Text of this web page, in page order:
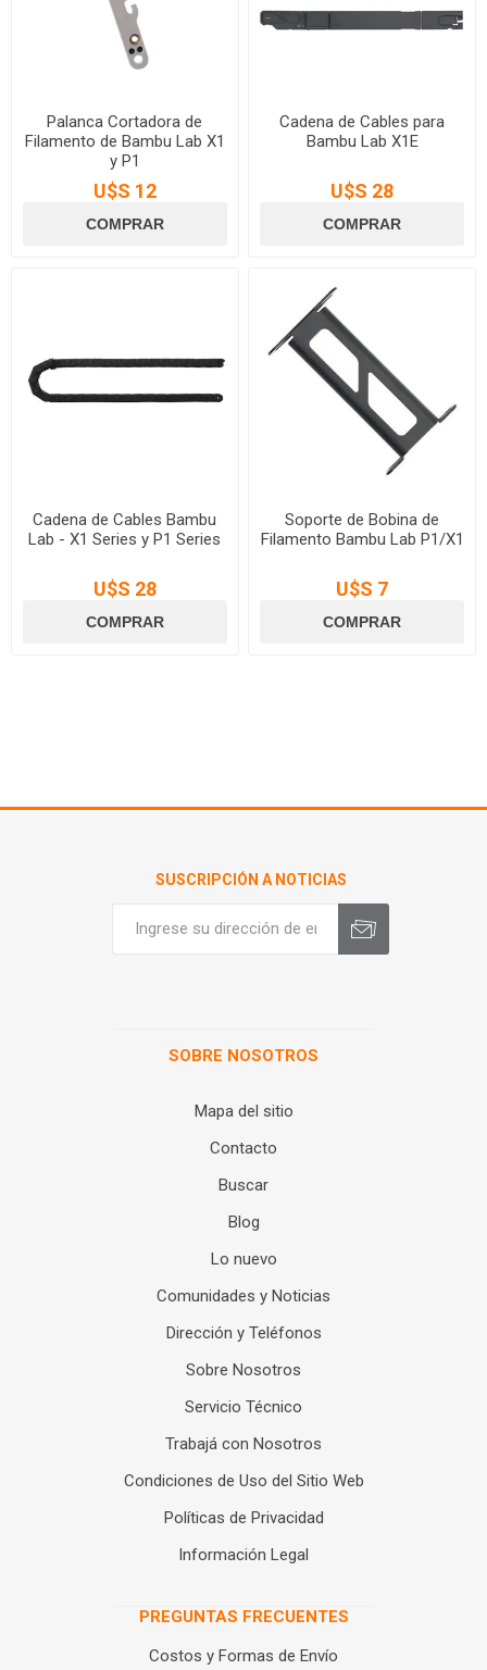
Palanca Cortadora de
Filamento de Bambu Lab X1
y P1
U$S 12
Cadena de Cables para
Bambu Lab X1E
U$S 28
Cadena de Cables Bambu
Lab - X1 Series y P1 Series
U$S 28
Soporte de Bobina de
Filamento Bambu Lab P1/X1
U$S 7
SUSCRIPCIÓN A NOTICIAS
SOBRE NOSOTROS
Mapa del sitio
Contacto
Buscar
Blog
Lo nuevo
Comunidades y Noticias
Dirección y Teléfonos
Sobre Nosotros
Servicio Técnico
Trabajá con Nosotros
Condiciones de Uso del Sitio Web
Políticas de Privacidad
Información Legal
PREGUNTAS FRECUENTES
Costos y Formas de Envío